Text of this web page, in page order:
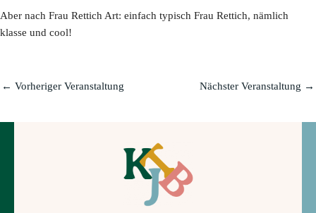
Aber nach Frau Rettich Art: einfach typisch Frau Rettich, nämlich
klasse und cool!
← Vorheriger Veranstaltung Nächster Veranstaltung →